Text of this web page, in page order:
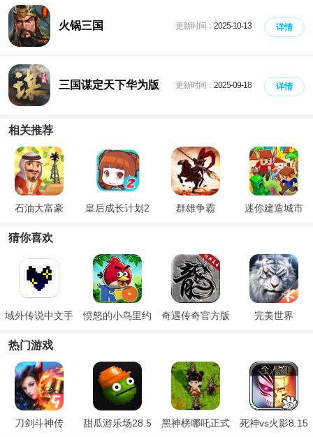
火锅三国 更新时间： 2025-10-13 详情
三国谋定天下华为版 更新时间： 2025-09-18 详情
相关推荐
石油大富豪 皇后成长计划2 群雄争霸 迷你建造城市
猜你喜欢
域外传说中文手
机版
愤怒的小鸟里约
奇遇传奇官方版 完美世界
热门游戏
刀剑斗神传
甜瓜游乐场28.5
黑神榜哪吒正式
死神vs火影8.15